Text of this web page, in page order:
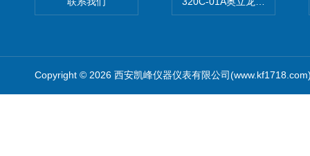
Copyright © 2026 西安凯峰仪器仪表有限公司